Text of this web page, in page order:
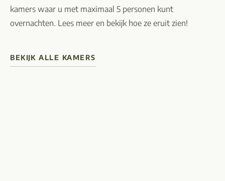
kamers waar u met maximaal 5 personen kunt
overnachten. Lees meer en bekijk hoe ze eruit zien!
BEKIJK ALLE KAMERS